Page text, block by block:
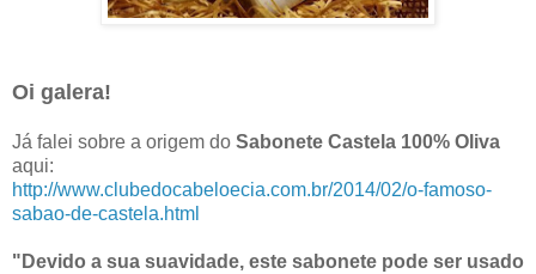
Oi galera!
Já falei sobre a origem do Sabonete Castela 100% Oliva
aqui:
http://www.clubedocabeloecia.com.br/2014/02/o-famoso-
sabao-de-castela.html
"Devido a sua suavidade, este sabonete pode ser usado